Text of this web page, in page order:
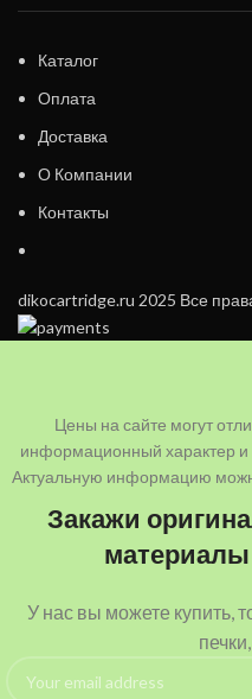
Каталог
Оплата
Доставка
О Компании
Контакты
dikocartridge.ru 2025 Все
Цены на сайте могут
информационный характер
Актуальную информацию
Закажи
материалы
У нас вы можете купить,